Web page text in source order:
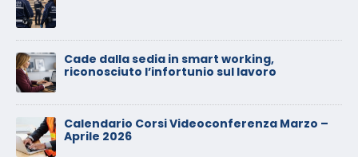
Calendario Corsi Videoconferenza Giugno
Luglio 2025